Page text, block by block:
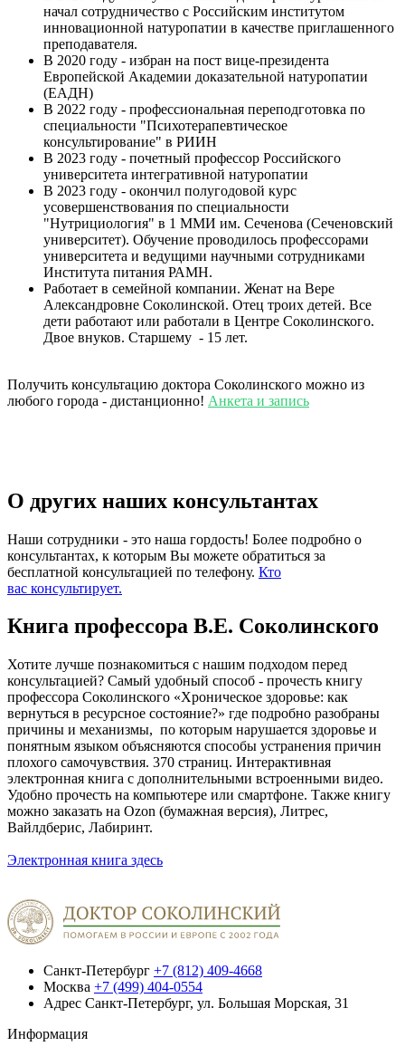
начал сотрудничество с Российским институтом
инновационной натуропатии в качестве приглашенного
преподавателя.
В 2020 году - избран на пост вице-президента
Европейской Академии доказательной натуропатии
(ЕАДН)
В 2022 году - профессиональная переподготовка по
специальности "Психотерапевтическое
консультирование" в РИИН
В 2023 году - почетный профессор Российского
университета интегративной натуропатии
В 2023 году - окончил полугодовой курс
усовершенствования по специальности
"Нутрициология" в 1 ММИ им. Сеченова (Сеченовский
университет). Обучение проводилось профессорами
университета и ведущими научными сотрудниками
Института питания РАМН.
Работает в семейной компании. Женат на Вере
Александровне Соколинской. Отец троих детей. Все
дети работают или работали в Центре Соколинского.
Двое внуков. Старшему - 15 лет.
Получить консультацию доктора Соколинского можно из
любого города - дистанционно! Анкета и запись
О других наших консультантах
Наши сотрудники - это наша гордость! Более подробно о
консультантах, к которым Вы можете обратиться за
бесплатной консультацией по телефону. Кто
вас консультирует.
Книга профессора В.Е. Соколинского
Хотите лучше познакомиться с нашим подходом перед
консультацией? Самый удобный способ - прочесть книгу
профессора Соколинского «Хроническое здоровье: как
вернуться в ресурсное состояние?» где подробно разобраны
причины и механизмы, по которым нарушается здоровье и
понятным языком объясняются способы устранения причин
плохого самочувствия. 370 страниц. Интерактивная
электронная книга с дополнительными встроенными видео.
Удобно прочесть на компьютере или смартфоне. Также книгу
можно заказать на Ozon (бумажная версия), Литрес,
Вайлдберис, Лабиринт.
Электронная книга здесь
Санкт-Петербург +7 (812) 409-4668
Москва +7 (499) 404-0554
Адрес Санкт-Петербург, ул. Большая Морская, 31
Информация